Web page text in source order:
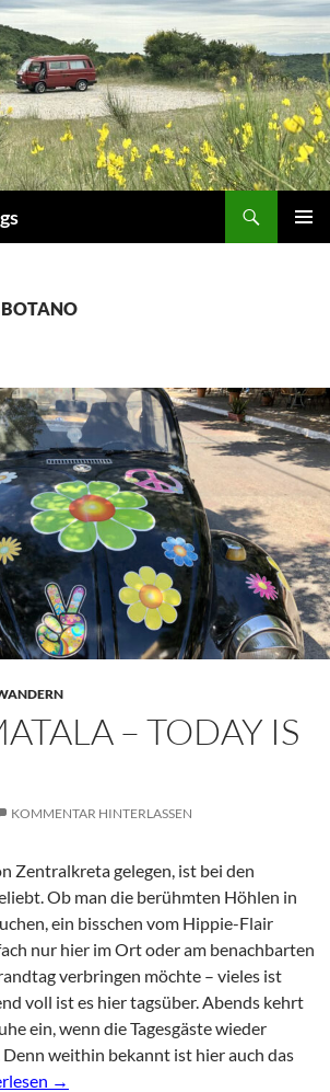
– TODAY IS
KOMMENTAR HINTERLASSEN
Zentralkreta gelegen, ist bei den
Ob man die berühmten Höhlen in
ein bisschen vom Hippie-Flair
nur hier im Ort oder am benachbarten
verbringen möchte – vieles ist
voll ist es hier tagsüber. Abends kehrt
ein, wenn die Tagesgäste wieder
weithin bekannt ist hier auch das
Matala – today is life
→